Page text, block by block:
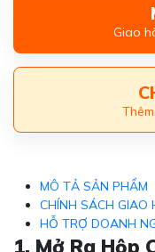
Giao
MÔ TẢ SẢN PHẨM
CHÍNH SÁCH GIAO
HỖ TRỢ DOANH
1. Mở Ra Hộp